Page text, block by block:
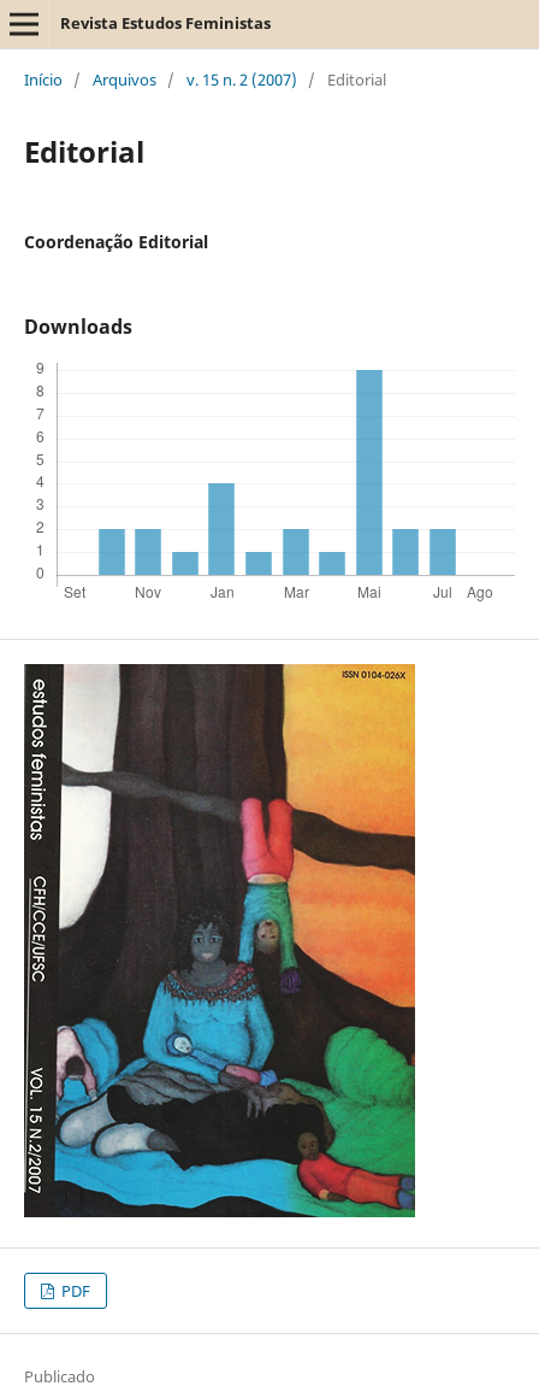
Revista Estudos Feministas
Início / Arquivos / v. 15 n. 2 (2007) / Editorial
Editorial
Coordenação Editorial
Downloads
PDF
Publicado